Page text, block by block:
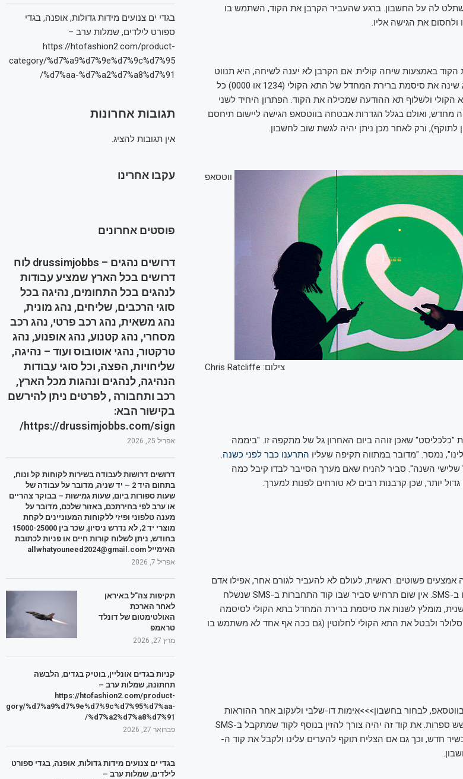
לה על החשבון. ברגע שהעביר הקרבן את הקוד, השתמש בו
את הגישה אליו.
באמצעות שיחה קולית. אם הקרבן לא יענה לשיחה, היא תנווט
לתא הקולי שלו, ובמידה שהקרבן לא שינה את סיסמת ברירת המחדל של התא הקולי (1234 או 0000) כל
ולשלוף תא ההודעה שמכילה את הקוד. הפתרון היחיד לשני
מחדש, ואולם בגלל הגדרות אבטחה בווטסאפ הגישה ליישום תיחסם
ווטסאפ
צילום: Chris Ratcliffe
"כלכליסט" שאכן זוהה ביום האחרון גל של מתקפה זו. "ביממה
נמסר. "מדובר במתווה תקיפה שעליו התרענו כבר לפני כשנה.
שלישי השנה". סביר להניח שאם מערך הסייבר לבדו קיבל כמה
יותר, שכן קרבנות רבים לא טורחים לפנות למערך.
אמצעים פשוטים. ראשית, לעולם לא להעביר לגורם אחר, אפילו אדם
שאנו מכירים היטב, קודים שהתקבלו ב-SMS. אין שום תרחיש סביר שבו קוד התחברות ב-SMS שנשלח
מומלץ לשנות את סיסמת ברירת המחדל בתא הקולי לסיסמה
ולבטל את התא הקולי לחלוטין (גם ככה אף אחד לא משתמש בו
לבחור בחשבון>>>אימות דו-שלבי ולעקוב אחר ההוראות
במהלכן תדרשו לבחור קוד אישי בן שש ספרות. את קוד זה יהיה צורך להזין בנוסף לקוד שמתקבל ב-SMS
חדש, וכך גם אם הצליח תוקף להערים עלינו ולקבל את קוד ה-
בגדי ים צנועים מידות גדולות, אופנה, בגדי
ספורט לילדים, שמלות ערב –
https://htofashion2.com/product-
category/%d7%a9%d7%9e%d7%9c%d7%95
%d7%aa-%d7%a2%d7%a8%d7%91/
תגובות אחרונות
אין תגובות להציג.
עקבו אחרינו
פוסטים אחרונים
דרושים נהגים – drussimjobbs לוח
דרושים בכל הארץ שמציע עבודות
לנהגים בכל התחומים, נהיגה בכל
סוגי הרכבים, שליחים, נהג מונית,
נהג משאית, נהג רכב פרטי, נהג רכב
מסחרי, נהג קטנוע, נהג אופנוע, נהג
טרקטור, נהגי אוטובוס ועוד – נהיגה,
שליחויות, הפצה, וכל סוגי עבודות
הנהיגה, לנהגים ונהגות מכל הארץ,
רכב ותחבורה , לפרטים ניתן להירשם
בקישור הבא:
https://drussimjobbs.com/sign/
אפריל 25, 2026
דרושים דרושות לעבודה בשירות לקוחות קל ונוח,
בתחום היד 2 – יד שניה, מדובר על עבודה של
שעות ספורות ביום, שעות גמישות – בבוקר צהריים
או ערב לפי בחירתכם, באזור שלכם, מדובר על
מענה טלפוני ופיזי ללקוחות המעוניינים לקחת
מוצרי יד 2, לא נדרש ניסיון, שכר בין 15000-25000
בחודש, ניתן לשלוח קורות חיים או פניות לכתובת
האימייל allwhatyouneed2024@gmail.com
אפריל 7, 2026
תקיפות צה"ל באיראן
לאחר הארכת
האולטימטום של דונלד
טראמפ
מרץ 27, 2026
קניות בגדים אונליין, בוטיק בגדים, הלבשה
תחתונה, שמלות ערב –
https://htofashion2.com/product-
%d7%a9%d7%9e%d7%9c%d7%95%d7%aa-
%d7%a2%d7%a8%d7%91/
פברואר 27, 2026
בגדי ים צנועים מידות גדולות, אופנה, בגדי ספורט
לילדים, שמלות ערב –